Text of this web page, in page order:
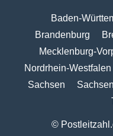
Baden-
Brandenburg
Mecklenburg-
Nordrhein-Westfalen
Sachsen
©